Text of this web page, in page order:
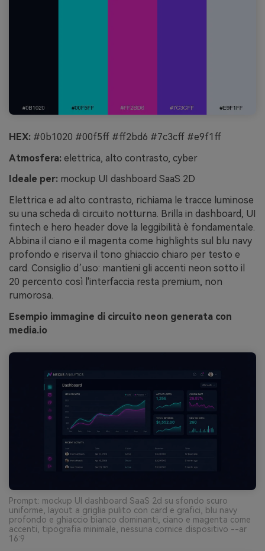
HEX: #0b1020 #00f5ff #ff2bd6 #7c3cff #e9f1ff
Atmosfera: elettrica, alto contrasto, cyber
Ideale per: mockup UI dashboard SaaS 2D
Elettrica e ad alto contrasto, richiama le tracce luminose
su una scheda di circuito notturna. Brilla in dashboard, UI
fintech e hero header dove la leggibilità è fondamentale.
Abbina il ciano e il magenta come highlights sul blu navy
profondo e riserva il tono ghiaccio chiaro per testo e
card. Consiglio d’uso: mantieni gli accenti neon sotto il
20 percento così l'interfaccia resta premium, non
rumorosa.
Esempio immagine di circuito neon generata con
media.io
Prompt: mockup UI dashboard SaaS 2d su sfondo scuro
uniforme, layout a griglia pulito con card e grafici, blu navy
profondo e ghiaccio bianco dominanti, ciano e magenta come
accenti, tipografia minimale, nessuna cornice dispositivo --ar
16:9